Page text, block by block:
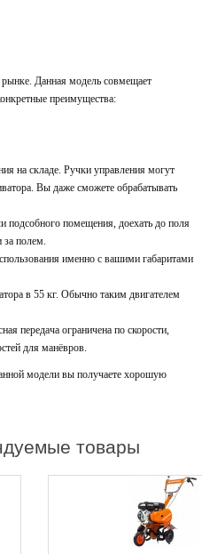
рынке. Данная модель совмещает
преимущества:
на складе. Ручки управления могут
Вы даже сможете обрабатывать
подсобного помещения, доехать до поля
за полем.
именно с вашими габаритами
в 55 кг. Обычно таким двигателем
передача ограничена по скорости,
для манёвров.
модели вы получаете хорошую
товары